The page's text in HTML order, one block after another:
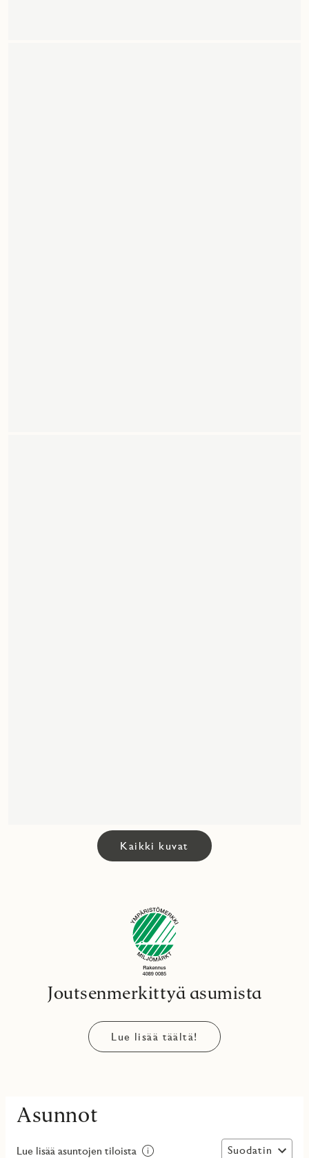
Kaikki kuvat
Joutsenmerkittyä asumista
Lue lisää täältä!
Asunnot
Lue lisää asuntojen tiloista Suodatin